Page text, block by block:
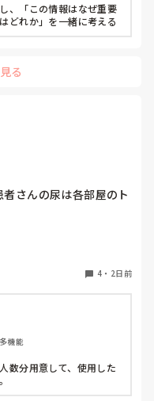
、「この情報はなぜ重要
どれか」を一緒に考える
を判断する力が少しずつ
と思います。
る
さんの尿は各部屋のト
上汚物処理室でのみ破
方法になってます。尿
汚物処理室を10往復
てます。
いき最後まとめて汚物処
なのか？と疑問抱いて
ンにカバーする等対策
れてますか？
4 ・ 2日前
機能
数分用意して、使用した